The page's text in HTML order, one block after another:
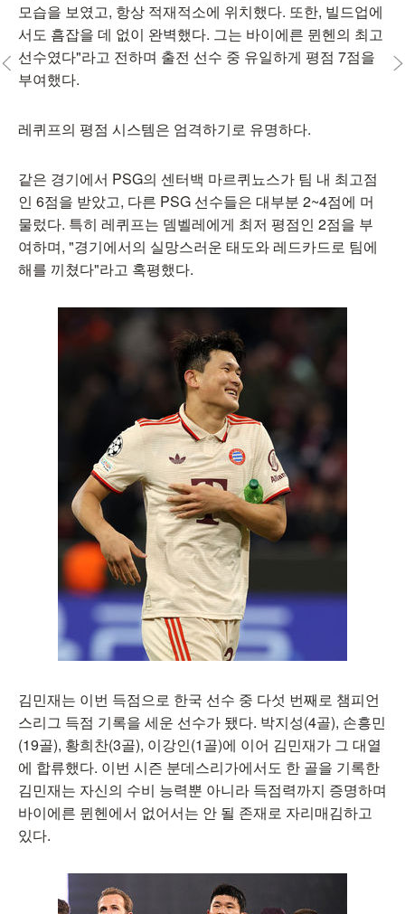
모습을 보였고, 항상 적재적소에 위치했다. 또한, 빌드업에
서도 흠잡을 데 없이 완벽했다. 그는 바이에른 뮌헨의 최고
선수였다"라고 전하며 출전 선수 중 유일하게 평점 7점을
부여했다.
레퀴프의 평점 시스템은 엄격하기로 유명하다.
같은 경기에서 PSG의 센터백 마르퀴뇨스가 팀 내 최고점
인 6점을 받았고, 다른 PSG 선수들은 대부분 2~4점에 머
물렀다. 특히 레퀴프는 뎀벨레에게 최저 평점인 2점을 부
여하며, "경기에서의 실망스러운 태도와 레드카드로 팀에
해를 끼쳤다"라고 혹평했다.
김민재는 이번 득점으로 한국 선수 중 다섯 번째로 챔피언
스리그 득점 기록을 세운 선수가 됐다. 박지성(4골), 손흥민
(19골), 황희찬(3골), 이강인(1골)에 이어 김민재가 그 대열
에 합류했다. 이번 시즌 분데스리가에서도 한 골을 기록한
김민재는 자신의 수비 능력뿐 아니라 득점력까지 증명하며
바이에른 뮌헨에서 없어서는 안 될 존재로 자리매김하고
있다.